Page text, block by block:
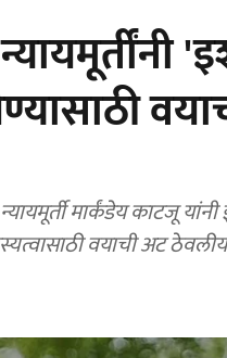
मार्कंडेय काटजू
वयाची अट